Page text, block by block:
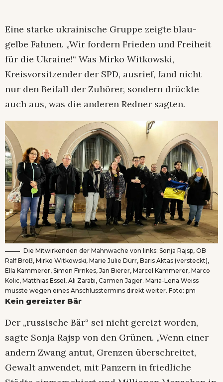
Eine starke ukrainische Gruppe zeigte blau-
gelbe Fahnen. „Wir fordern Frieden und Freiheit
für die Ukraine!“ Was Mirko Witkowski,
Kreisvorsitzender der SPD, ausrief, fand nicht
nur den Beifall der Zuhörer, sondern drückte
auch aus, was die anderen Redner sagten.
Die Mitwirkenden der Mahnwache von links: Sonja Rajsp, OB
Ralf Broß, Mirko Witkowski, Marie Julie Dürr, Baris Aktas (versteckt),
Ella Kammerer, Simon Firnkes, Jan Bierer, Marcel Kammerer, Marco
Kolic, Matthias Essel, Ali Zarabi, Carmen Jäger. Maria-Lena Weiss
musste wegen eines Anschlusstermins direkt weiter. Foto: pm
Kein gereizter Bär
Der „russische Bär“ sei nicht gereizt worden,
sagte Sonja Rajsp von den Grünen. „Wenn einer
andern Zwang antut, Grenzen überschreitet,
Gewalt anwendet, mit Panzern in friedliche